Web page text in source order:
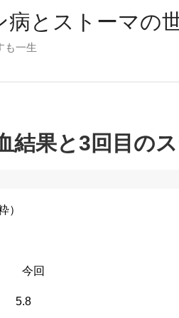
病とストーマの
も一生
結果と3回目の
）
今回
5.8